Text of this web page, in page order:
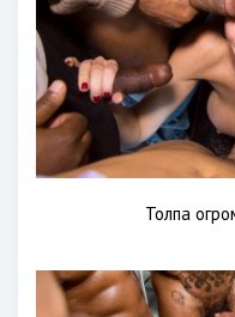
Толпа